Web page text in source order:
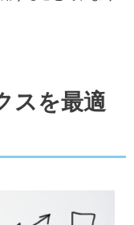
スを最適